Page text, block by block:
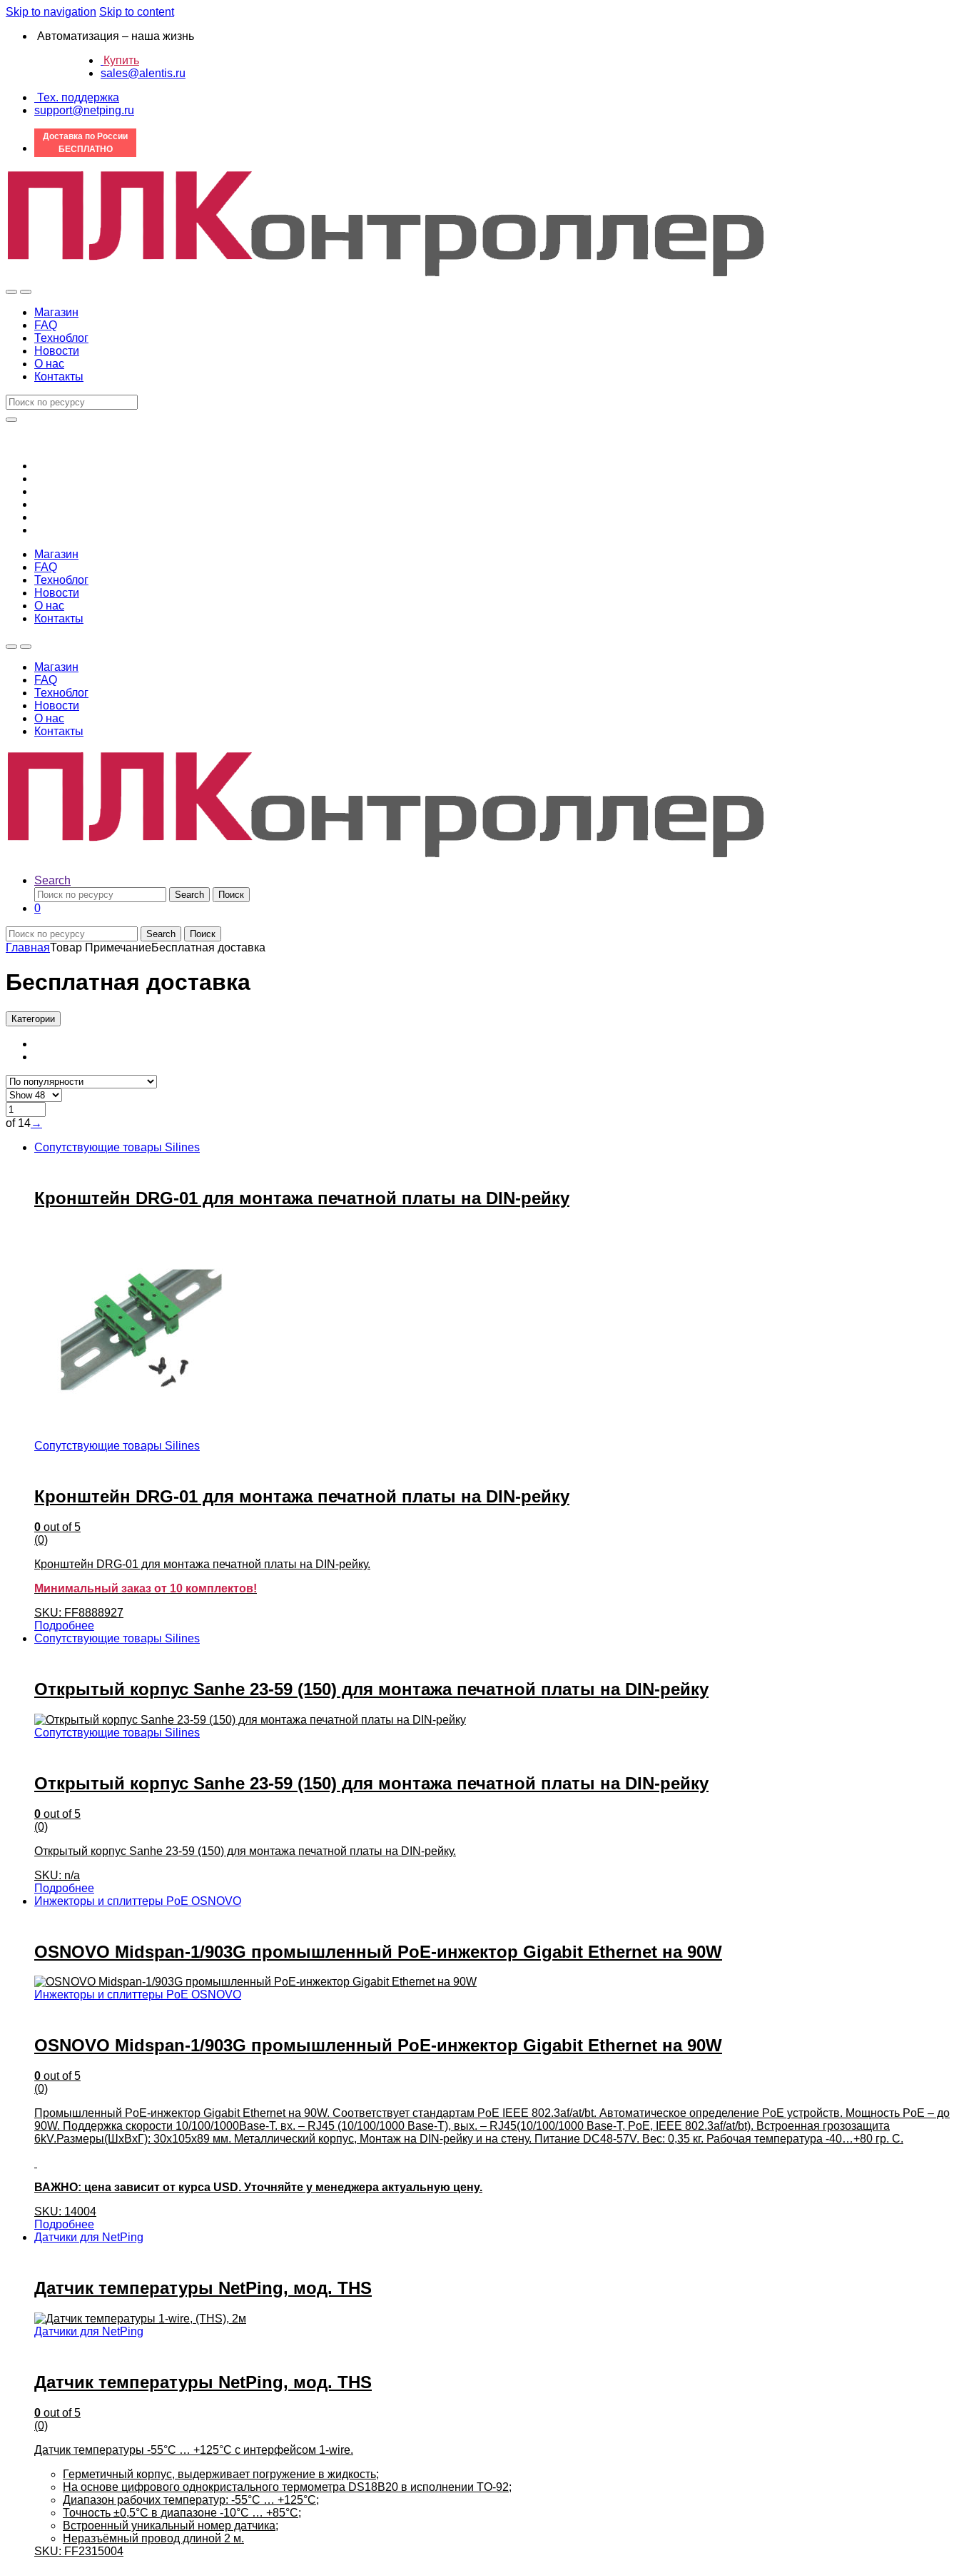
Skip to navigation Skip to content
Автоматизация – наша жизнь
Купить
sales@alentis.ru
Тех. поддержка
support@netping.ru
Доставка по России
БЕСПЛАТНО
Магазин
FAQ
Техноблог
Новости
О нас
Контакты
Магазин
FAQ
Техноблог
Новости
О нас
Контакты
Магазин
FAQ
Техноблог
Новости
О нас
Контакты
Search
Search Поиск
0
Search Поиск
ГлавнаяТовар ПримечаниеБесплатная доставка
Бесплатная доставка
Категории
of 14→
Сопутствующие товары Silines
Кронштейн DRG-01 для монтажа печатной платы на DIN-рейку
Сопутствующие товары Silines
Кронштейн DRG-01 для монтажа печатной платы на DIN-рейку
0 out of 5
(0)
Кронштейн DRG-01 для монтажа печатной платы на DIN-рейку.
Минимальный заказ от 10 комплектов!
SKU: FF8888927
Подробнее
Сопутствующие товары Silines
Открытый корпус Sanhe 23-59 (150) для монтажа печатной платы на DIN-рейку
Сопутствующие товары Silines
Открытый корпус Sanhe 23-59 (150) для монтажа печатной платы на DIN-рейку
0 out of 5
(0)
Открытый корпус Sanhe 23-59 (150) для монтажа печатной платы на DIN-рейку.
SKU: n/a
Подробнее
Инжекторы и сплиттеры PoE OSNOVO
OSNOVO Midspan-1/903G промышленный PoE-инжектор Gigabit Ethernet на 90W
Инжекторы и сплиттеры PoE OSNOVO
OSNOVO Midspan-1/903G промышленный PoE-инжектор Gigabit Ethernet на 90W
0 out of 5
(0)
Промышленный PoE-инжектор Gigabit Ethernet на 90W. Соответствует стандартам PoE IEEE 802.3af/at/bt. Автоматическое определение PoE устройств. Мощность PoE – до
90W. Поддержка скорости 10/100/1000Base-T. вх. – RJ45 (10/100/1000 Base-T), вых. – RJ45(10/100/1000 Base-T, PoE, IEEE 802.3af/at/bt). Встроенная грозозащита
6kV.Размеры(ШхВхГ): 30x105x89 мм. Металлический корпус, Монтаж на DIN-рейку и на стену. Питание DC48-57V. Вес: 0,35 кг. Рабочая температура -40…+80 гр. С.
ВАЖНО: цена зависит от курса USD. Уточняйте у менеджера актуальную цену.
SKU: 14004
Подробнее
Датчики для NetPing
Датчик температуры NetPing, мод. THS
Датчики для NetPing
Датчик температуры NetPing, мод. THS
0 out of 5
(0)
Датчик температуры -55°C … +125°C с интерфейсом 1-wire.
Герметичный корпус, выдерживает погружение в жидкость;
На основе цифрового однокристального термометра DS18B20 в исполнении TO-92;
Диапазон рабочих температур: -55°C … +125°C;
Точность ±0,5°C в диапазоне -10°C … +85°C;
Встроенный уникальный номер датчика;
Неразъёмный провод длиной 2 м.
SKU: FF2315004